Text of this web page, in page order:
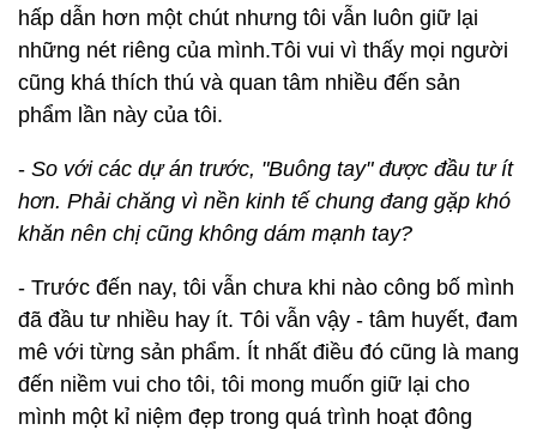
hấp dẫn hơn một chút nhưng tôi vẫn luôn giữ lại
những nét riêng của mình.Tôi vui vì thấy mọi người
cũng khá thích thú và quan tâm nhiều đến sản
phẩm lần này của tôi.
- So với các dự án trước, "Buông tay" được đầu tư ít
hơn. Phải chăng vì nền kinh tế chung đang gặp khó
khăn nên chị cũng không dám mạnh tay?
- Trước đến nay, tôi vẫn chưa khi nào công bố mình
đã đầu tư nhiều hay ít. Tôi vẫn vậy - tâm huyết, đam
mê với từng sản phẩm. Ít nhất điều đó cũng là mang
đến niềm vui cho tôi, tôi mong muốn giữ lại cho
mình một kỉ niệm đẹp trong quá trình hoạt đông